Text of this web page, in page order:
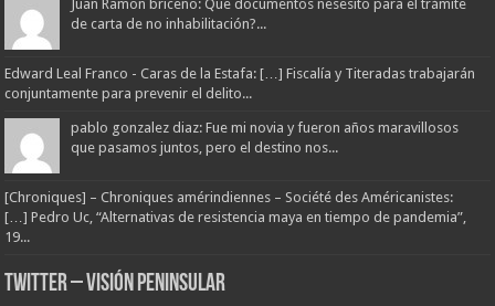
Juan Ramon briceño: Que documentos nesesito para el trámite
de carta de no inhabilitación?...
Edward Leal Franco - Caras de la Estafa: […] Fiscalía y Titeradas trabajarán
conjuntamente para prevenir el delito...
pablo gonzalez diaz: Fue mi novia y fueron años maravillosos
que pasamos juntos, pero el destino nos...
[Chroniques] – Chroniques amérindiennes – Société des Américanistes:
[…] Pedro Uc, “Alternativas de resistencia maya en tiempo de pandemia”,
19...
Twitter – Visión Peninsular